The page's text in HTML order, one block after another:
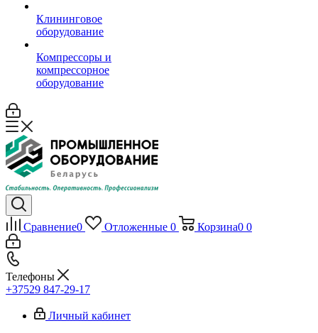
Клининговое
оборудование
Компрессоры и
компрессорное
оборудование
Сравнение0 Отложенные 0 Корзина0 0
Телефоны
+37529 847-29-17‬
Личный кабинет